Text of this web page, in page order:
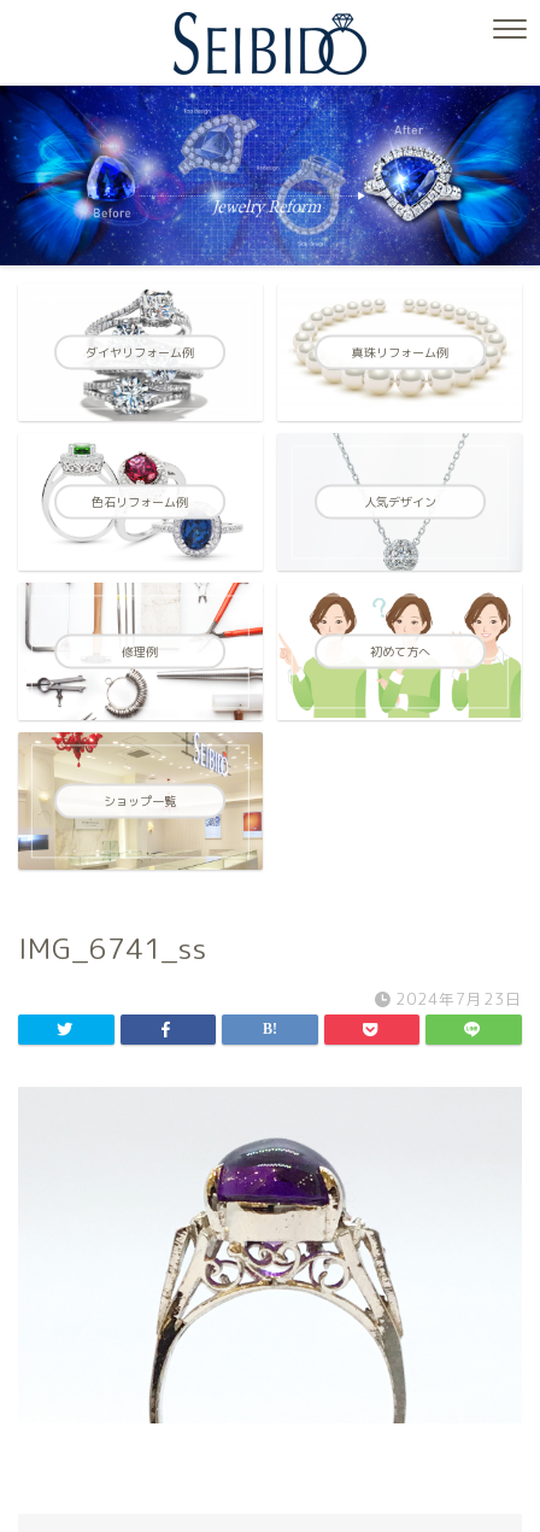
ダイヤリフォーム例 真珠リフォーム例
色石リフォーム例 人気デザイン
修理例 初めて方へ
ショップ一覧
IMG_6741_ss
2024年7月23日